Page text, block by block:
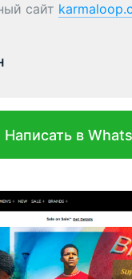
сайт
Написать в